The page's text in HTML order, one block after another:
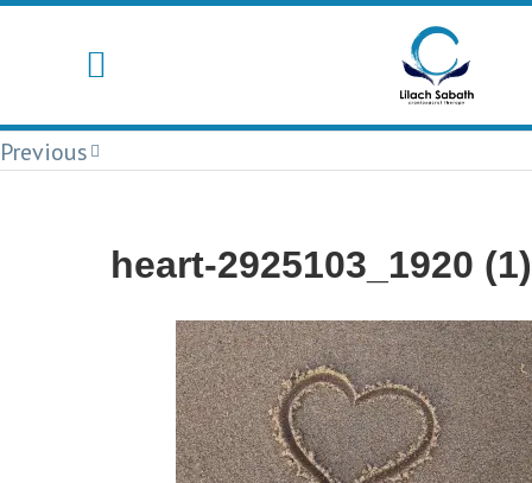
Previous
heart-2925103_1920 (1)